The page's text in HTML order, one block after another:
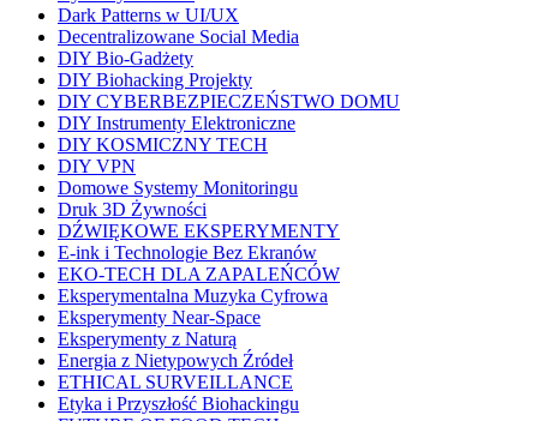
Dark Patterns w UI/UX
Decentralizowane Social Media
DIY Bio-Gadżety
DIY Biohacking Projekty
DIY CYBERBEZPIECZEŃSTWO DOMU
DIY Instrumenty Elektroniczne
DIY KOSMICZNY TECH
DIY VPN
Domowe Systemy Monitoringu
Druk 3D Żywności
DŹWIĘKOWE EKSPERYMENTY
E-ink i Technologie Bez Ekranów
EKO-TECH DLA ZAPALEŃCÓW
Eksperymentalna Muzyka Cyfrowa
Eksperymenty Near-Space
Eksperymenty z Naturą
Energia z Nietypowych Źródeł
ETHICAL SURVEILLANCE
Etyka i Przyszłość Biohackingu